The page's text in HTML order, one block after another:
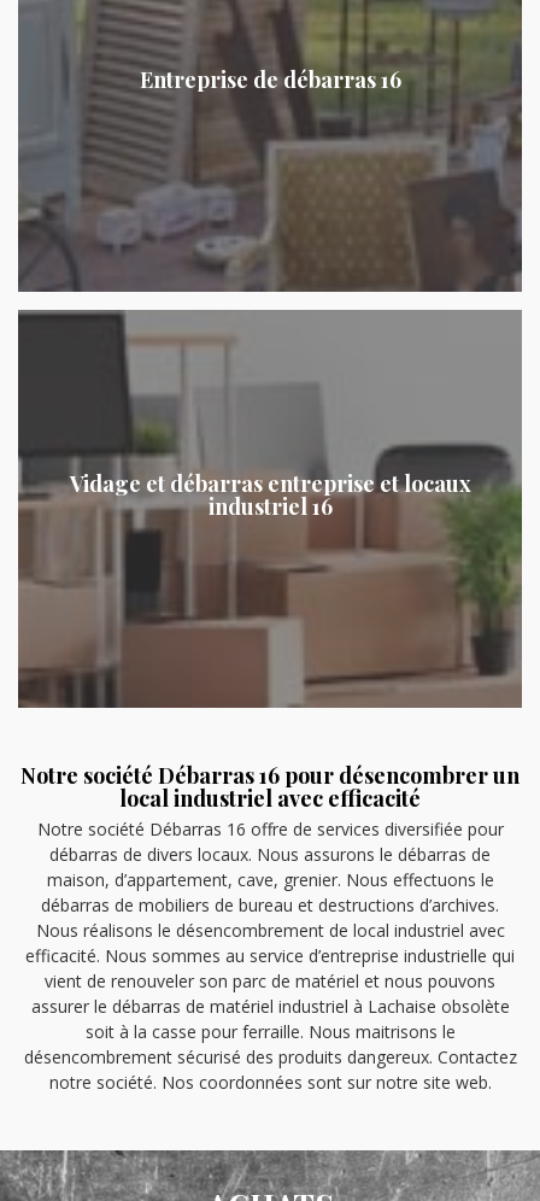
Entreprise de débarras 16
Vidage et débarras entreprise et locaux
industriel 16
Notre société Débarras 16 pour désencombrer un
local industriel avec efficacité
Notre société Débarras 16 offre de services diversifiée pour
débarras de divers locaux. Nous assurons le débarras de
maison, d’appartement, cave, grenier. Nous effectuons le
débarras de mobiliers de bureau et destructions d’archives.
Nous réalisons le désencombrement de local industriel avec
efficacité. Nous sommes au service d’entreprise industrielle qui
vient de renouveler son parc de matériel et nous pouvons
assurer le débarras de matériel industriel à Lachaise obsolète
soit à la casse pour ferraille. Nous maitrisons le
désencombrement sécurisé des produits dangereux. Contactez
notre société. Nos coordonnées sont sur notre site web.